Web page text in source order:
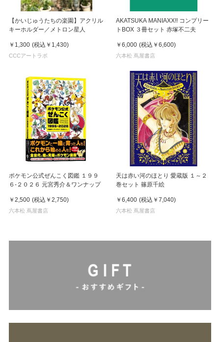
【かいじゅうたちの楽園】アクリル
キーホルダー／メトロン星人
￥1,300 (税込 ￥1,430)
CCCアートラボ
AKATSUKA MANIAXX!! コンプリー
トBOX ３冊セット 赤塚不二夫
￥6,000 (税込 ￥6,600)
六本松 蔦屋書店
ポケモン公式ぜんこく図鑑 １９９
６-２０２６ 元宮秀介＆ワンナップ
￥2,500 (税込 ￥2,750)
六本松 蔦屋書店
天は赤い河のほとり 愛蔵版 １～２
巻セット 篠原千絵
￥6,400 (税込 ￥7,040)
六本松 蔦屋書店